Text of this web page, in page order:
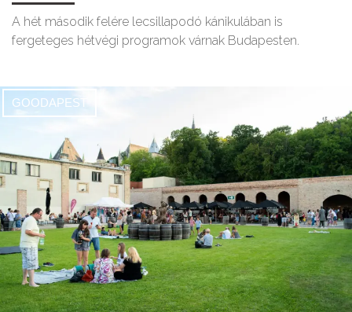
A hét második felére lecsillapodó kánikulában is
fergeteges hétvégi programok várnak Budapesten.
GOODAPEST